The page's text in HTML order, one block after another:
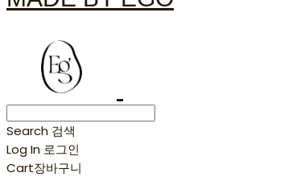
Search 검색
Log In 로그인
Cart장바구니